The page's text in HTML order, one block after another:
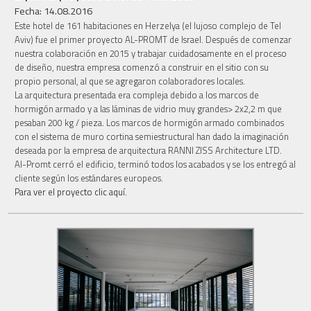
Fecha: 14.08.2016
Este hotel de 161 habitaciones en Herzelya (el lujoso complejo de Tel
Aviv) fue el primer proyecto AL-PROMT de Israel. Después de comenzar
nuestra colaboración en 2015 y trabajar cuidadosamente en el proceso
de diseño, nuestra empresa comenzó a construir en el sitio con su
propio personal, al que se agregaron colaboradores locales.
La arquitectura presentada era compleja debido a los marcos de
hormigón armado y a las láminas de vidrio muy grandes> 2x2,2 m que
pesaban 200 kg / pieza. Los marcos de hormigón armado combinados
con el sistema de muro cortina semiestructural han dado la imaginación
deseada por la empresa de arquitectura RANNI ZISS Architecture LTD.
Al-Promt cerró el edificio, terminó todos los acabados y se los entregó al
cliente según los estándares europeos.
Para ver el proyecto clic aquí.